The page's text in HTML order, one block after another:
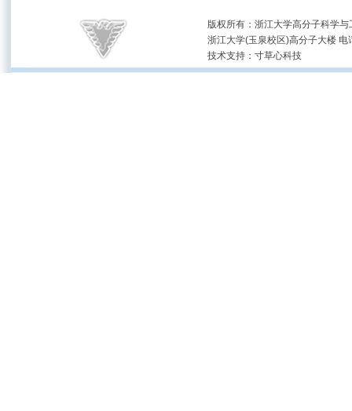
版权所有：浙江大学高分子科
浙江大学(玉泉校区)高分子大楼
技术支持： 寸草心科技